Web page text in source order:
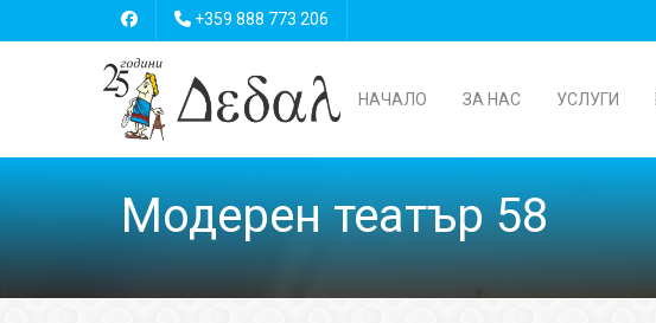
+359 888 773 206
НАЧАЛО ЗА НАС УСЛУГИ
Модерен театър 58